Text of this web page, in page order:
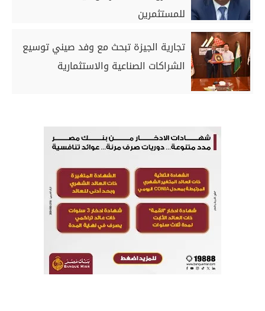
للمستثمرين
تجارية الجيزة تبحث مع وفد صيني توسيع
الشراكات الصناعية والاستثمارية